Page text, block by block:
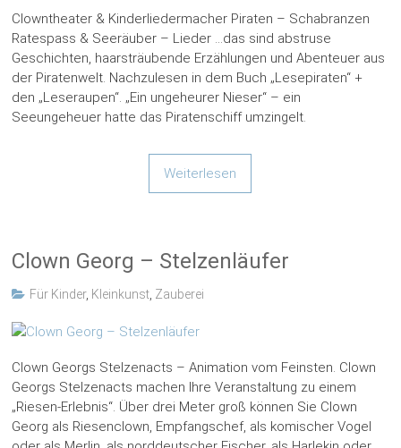
Clowntheater & Kinderliedermacher Piraten – Schabranzen
Ratespass & Seeräuber – Lieder …das sind abstruse
Geschichten, haarsträubende Erzählungen und Abenteuer aus
der Piratenwelt. Nachzulesen in dem Buch „Lesepiraten“ +
den „Leseraupen“. „Ein ungeheurer Nieser“ – ein
Seeungeheuer hatte das Piratenschiff umzingelt.
Weiterlesen
Clown Georg – Stelzenläufer
Für Kinder, Kleinkunst Zauberei
Clown Georgs Stelzenacts – Animation vom Feinsten. Clown
Georgs Stelzenacts machen Ihre Veranstaltung zu einem
„Riesen-Erlebnis“. Über drei Meter groß können Sie Clown
Georg als Riesenclown, Empfangschef, als komischer Vogel